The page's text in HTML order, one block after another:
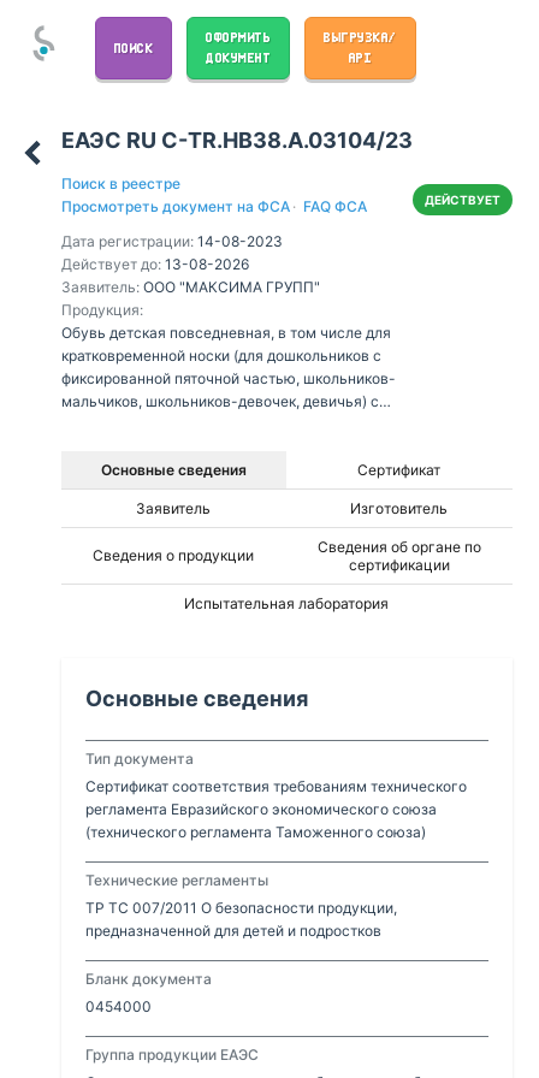
ПОИСК
ОФОРМИТЬ
ДОКУМЕНТ
ВЫГРУЗКА/
API
ЕАЭС RU С-TR.НВ38.А.03104/23
Поиск в реестре
Просмотреть документ на ФСА · FAQ ФСА
Дата регистрации: 14-08-2023
Действует до: 13-08-2026
Заявитель: ООО "МАКСИМА ГРУПП"
Продукция:
Обувь детская повседневная, в том числе для
кратковременной носки (для дошкольников с
фиксированной пяточной частью, школьников-
мальчиков, школьников-девочек, девичья) с
подкладкой из полимерных материалов в
открытой обуви, из текстильных материалов,
кожи, со стелькой из текстильных материалов,
кожи, полимерных материалов с подошвой из
полимерных материалов, клеевого метода
крепления,
ДЕЙСТВУЕТ
Основные сведения Сертификат
Заявитель Изготовитель
Сведения о продукции
Сведения об органе по
сертификации
Испытательная лаборатория
Основные сведения
Тип документа
Сертификат соответствия требованиям технического
регламента Евразийского экономического союза
(технического регламента Таможенного союза)
Технические регламенты
ТР ТС 007/2011 О безопасности продукции,
предназначенной для детей и подростков
Бланк документа
0454000
Группа продукции ЕАЭС